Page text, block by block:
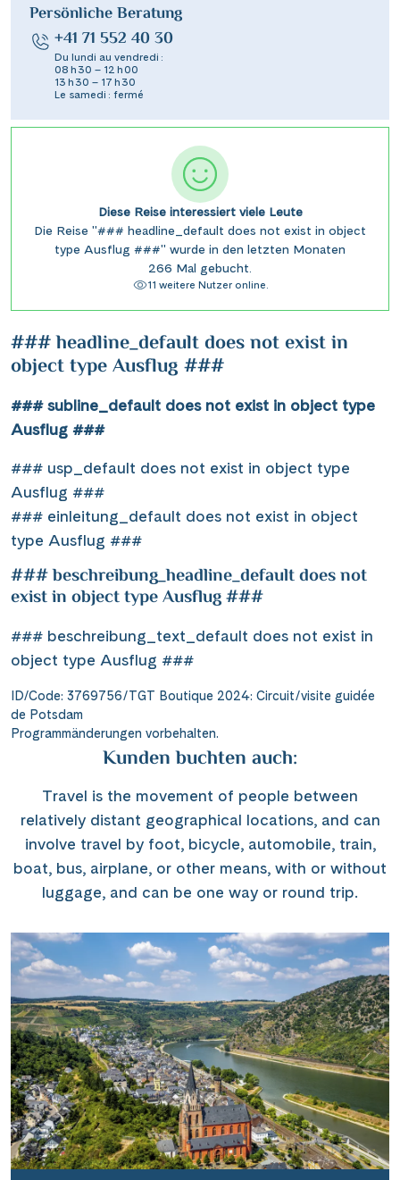
### headline_default does not exist in
object type Ausflug ###
### subline_default does not exist in object type
Ausflug ###
### usp_default does not exist in object type
Ausflug ###
### einleitung_default does not exist in object
type Ausflug ###
### beschreibung_headline_default does not
exist in object type Ausflug ###
### beschreibung_text_default does not exist in
object type Ausflug ###
ID/Code: 3769756/TGT Boutique 2024: Circuit/visite guidée
de Potsdam
Programmänderungen vorbehalten.
Persönliche Beratung
+41 71 552 40 30
Du lundi au vendredi :
08 h 30 – 12 h 00
13 h 30 – 17 h 30
Le samedi : fermé
Diese Reise interessiert viele Leute
Die Reise "### headline_default does not exist in object
type Ausflug ###" wurde in den letzten Monaten
266 Mal gebucht.
11 weitere Nutzer online.
Kunden buchten auch:
Travel is the movement of people between
relatively distant geographical locations, and can
involve travel by foot, bicycle, automobile, train,
boat, bus, airplane, or other means, with or without
luggage, and can be one way or round trip.